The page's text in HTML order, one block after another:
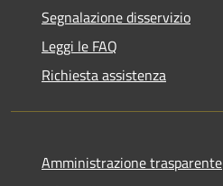
Segnalazione disservizio
Leggi le FAQ
Richiesta assistenza
Amministrazione trasparente